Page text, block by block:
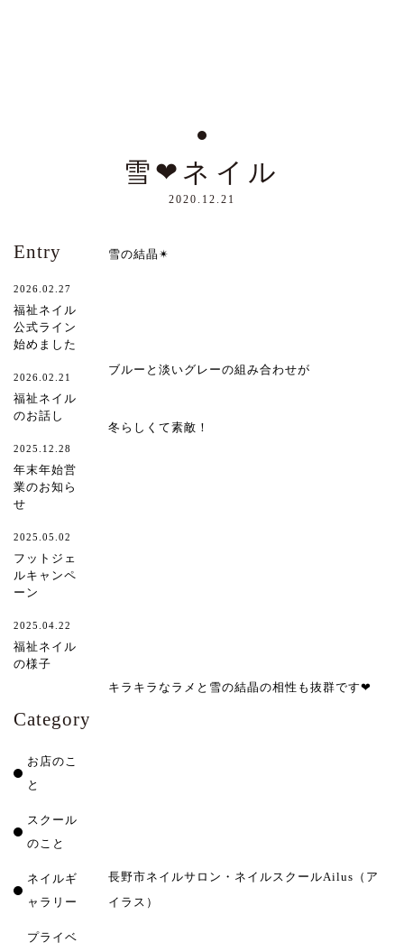
雪❤︎ネイル
2020.12.21
雪の結晶✴︎
ブルーと淡いグレーの組み合わせが
冬らしくて素敵！
キラキラなラメと雪の結晶の相性も抜群です❤︎
長野市ネイルサロン・ネイルスクールAilus（ア
イラス）
Entry
2026.02.27
福祉ネイル
公式ライン
始めました
2026.02.21
福祉ネイル
のお話し
2025.12.28
年末年始営
業のお知ら
せ
2025.05.02
フットジェ
ルキャンペ
ーン
2025.04.22
福祉ネイル
の様子
Category
お店のこ
と
スクール
のこと
ネイルギ
ャラリー
プライベ